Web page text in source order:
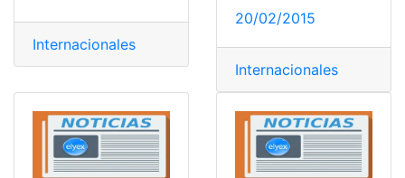
Internacionales
20/02/2015
Internacionales